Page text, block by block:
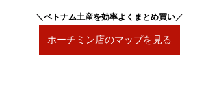
＼ベトナム土産を効率よくまとめ買い／
ホーチミン店のマップを見る